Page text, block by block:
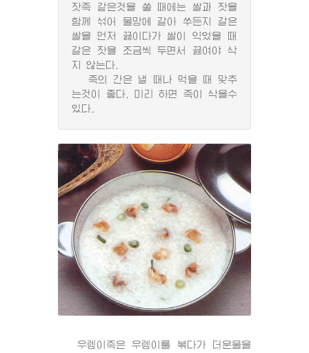
잣죽 같은것을 쑬 때에는 쌀과 잣을
함께 섞어 물망에 갈아 쑤든지 갈은
쌀을 먼저 끓이다가 쌀이 익었을 때
갈은 잣을 조금씩 두면서 끓여야 삭
지 않는다.
죽의 간은 낼 때나 먹을 때 맞추
는것이 좋다. 미리 하면 죽이 삭을수
있다.
우렝이죽은 우렝이를 볶다가 더운물을